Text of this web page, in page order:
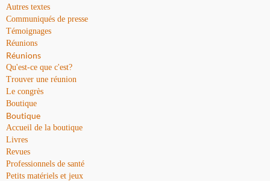
Autres textes
Communiqués de presse
Témoignages
Réunions
Réunions
Qu'est-ce que c'est?
Trouver une réunion
Le congrès
Boutique
Boutique
Accueil de la boutique
Livres
Revues
Professionnels de santé
Petits matériels et jeux